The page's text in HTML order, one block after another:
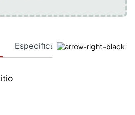
Especificaciones Técnicas